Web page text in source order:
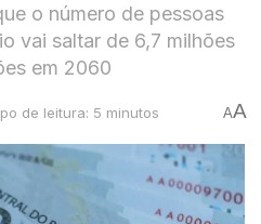
o número de pessoas
vai saltar de 6,7 milhões
em 2060
de leitura: 5 minutos AA